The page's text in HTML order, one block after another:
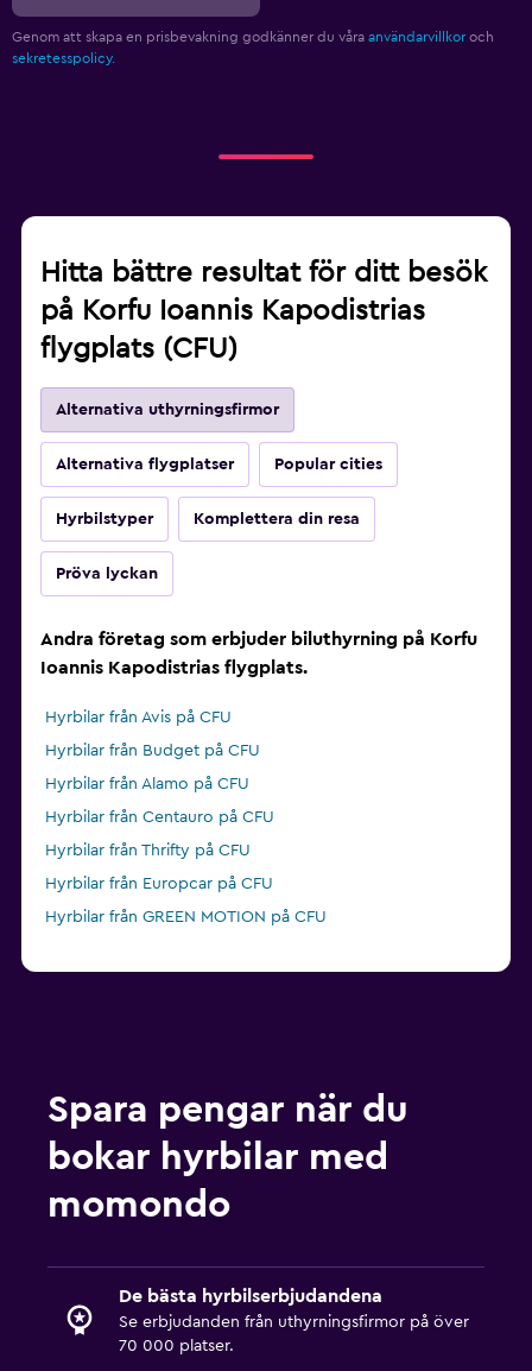
Genom att skapa en prisbevakning godkänner du våra användarvillkor och
sekretesspolicy.
Hitta bättre resultat för ditt besök
på Korfu Ioannis Kapodistrias
flygplats (CFU)
Alternativa uthyrningsfirmor
Alternativa flygplatser Popular cities
Hyrbilstyper Komplettera din resa
Pröva lyckan
Andra företag som erbjuder biluthyrning på Korfu
Ioannis Kapodistrias flygplats.
Hyrbilar från Avis på CFU
Hyrbilar från Budget på CFU
Hyrbilar från Alamo på CFU
Hyrbilar från Centauro på CFU
Hyrbilar från Thrifty på CFU
Hyrbilar från Europcar på CFU
Hyrbilar från GREEN MOTION på CFU
Spara pengar när du
bokar hyrbilar med
momondo
De bästa hyrbilserbjudandena
Se erbjudanden från uthyrningsfirmor på över
70 000 platser.